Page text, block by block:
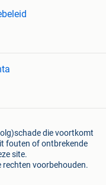
die voortkomt
fouten of ontbrekende
site.
voorbehouden.